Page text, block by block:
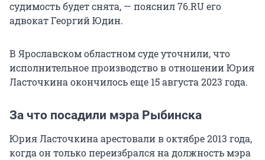
судимость будет снята, — пояснил 76.RU его
адвокат Георгий Юдин.
В Ярославском областном суде уточнили, что
исполнительное производство в отношении Юрия
Ласточкина окончилось еще 15 августа 2023 года.
За что посадили мэра Рыбинска
Юрия Ласточкина арестовали в октябре 2013 года,
когда он только переизбрался на должность мэра